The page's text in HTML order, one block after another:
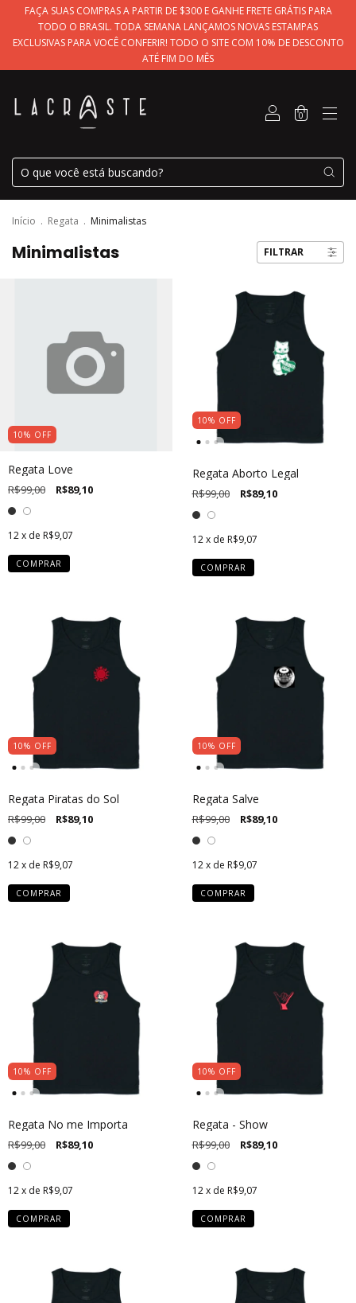
FAÇA SUAS COMPRAS A PARTIR DE $300 E GANHE FRETE GRÁTIS PARA
TODO O BRASIL. TODA SEMANA LANÇAMOS NOVAS ESTAMPAS
EXCLUSIVAS PARA VOCÊ CONFERIR! TODO O SITE COM 10% DE DESCONTO
ATÉ FIM DO MÊS
0
Início . Regata . Minimalistas
Minimalistas FILTRAR
10% OFF
Regata Love
R$99,00 R$89,10
12x de R$9,07
COMPRAR
10% OFF
Regata Aborto Legal
R$99,00 R$89,10
12 x de R$9,07
COMPRAR
10% OFF
Regata Piratas do Sol
R$99,00 R$89,10
12x de R$9,07
COMPRAR
10% OFF
Regata Salve
R$99,00 R$89,10
12 x de R$9,07
COMPRAR
10% OFF
Regata No me Importa
R$99,00 R$89,10
12x de R$9,07
COMPRAR
10% OFF
Regata - Show
R$99,00 R$89,10
12 x de R$9,07
COMPRAR